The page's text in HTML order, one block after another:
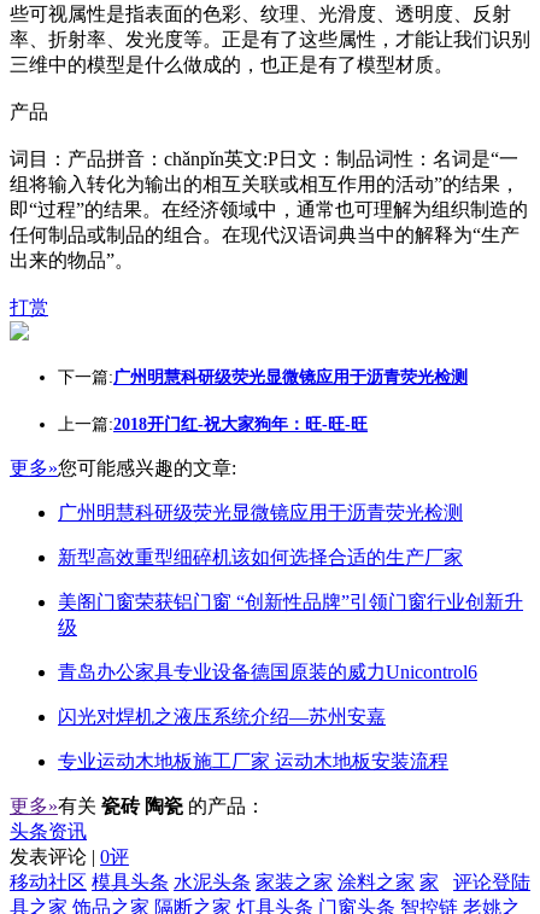
些可视属性是指表面的色彩、纹理、光滑度、透明度、反射
率、折射率、发光度等。正是有了这些属性，才能让我们识别
三维中的模型是什么做成的，也正是有了模型材质。
产品
词目：产品拼音：chǎnpǐn英文:P日文：制品词性：名词是“一
组将输入转化为输出的相互关联或相互作用的活动”的结果，
即“过程”的结果。在经济领域中，通常也可理解为组织制造的
任何制品或制品的组合。在现代汉语词典当中的解释为“生产
出来的物品”。
打赏
下一篇:广州明慧科研级荧光显微镜应用于沥青荧光检测
上一篇:2018开门红-祝大家狗年：旺-旺-旺
更多»您可能感兴趣的文章:
广州明慧科研级荧光显微镜应用于沥青荧光检测
新型高效重型细碎机该如何选择合适的生产厂家
美阁门窗荣获铝门窗 “创新性品牌”引领门窗行业创新升
级
青岛办公家具专业设备德国原装的威力Unicontrol6
闪光对焊机之液压系统介绍—苏州安嘉
专业运动木地板施工厂家 运动木地板安装流程
更多»有关 瓷砖 陶瓷 的产品：
头条资讯
发表评论 | 0评
评论登陆
移动社区 模具头条 水泥头条 家装之家 涂料之家 家
具之家 饰品之家 隔断之家 灯具头条 门窗头条 智控链 老姚之